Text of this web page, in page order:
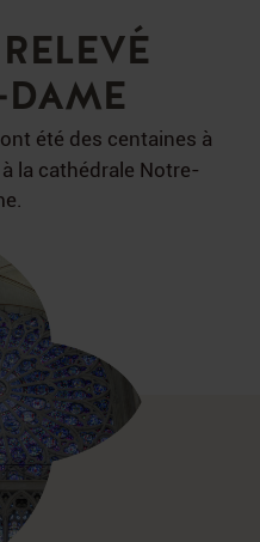
DAME
été des centaines à
la cathédrale Notre-